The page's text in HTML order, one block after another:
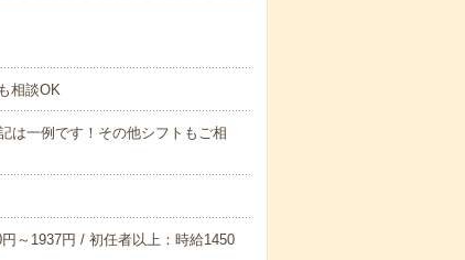
相談OK
は一例です！その他シフトもご相
～1937円 / 初任者以上：時給1450